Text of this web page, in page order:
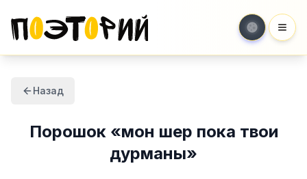
Назад
Порошок«мон шер пока твои
дурманы»